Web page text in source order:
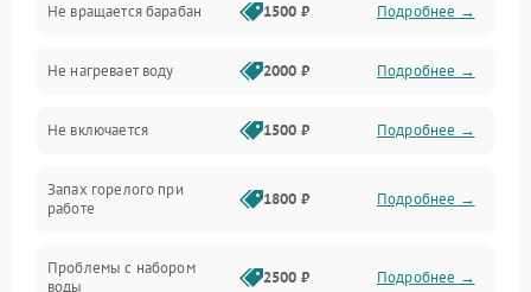
Слив
Программное обеспечение
Не вращается барабан 1500 ₽ Подробнее →
Не нагревает воду 2000 ₽ Подробнее →
Не включается 1500 ₽ Подробнее →
Запах горелого при
работе
1800 ₽ Подробнее →
Проблемы с набором
воды
2500 ₽ Подробнее →